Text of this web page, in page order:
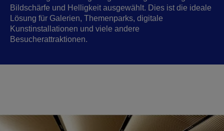
Bildschärfe und Helligkeit ausgewählt. Dies ist die ideale
Lösung für Galerien, Themenparks, digitale
Kunstinstallationen und viele andere
Besucherattraktionen.